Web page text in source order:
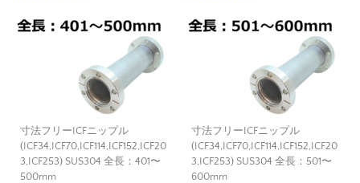
寸法フリーICFニップル
(ICF34,ICF70,ICF114,ICF152,ICF20
3,ICF253) SUS304 全長：401〜
500mm
寸法フリーICFニップル
(ICF34,ICF70,ICF114,ICF152,ICF20
3,ICF253) SUS304 全長：501〜
600mm